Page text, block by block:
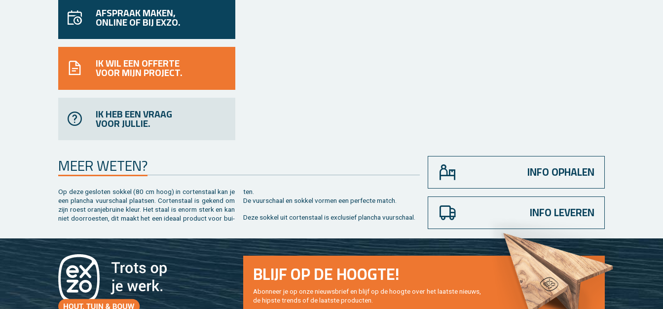
AFSPRAAK MAKEN,
ONLINE OF BIJ EXZO.
IK WIL EEN OFFERTE
VOOR MIJN PROJECT.
IK HEB EEN VRAAG
VOOR JULLIE.
MEER WETEN?
Op deze ge­slo­ten sok­kel (80 cm hoog) in cor­ten­staal kan je
een plan­cha vuur­schaal plaat­sen. Cor­ten­staal is ge­kend om
zijn roest oran­je­brui­ne kleur. Het staal is enorm sterk en kan
niet door­roes­ten, dit maakt het een ide­aal pro­duct voor bui­
ten.
De vuur­schaal en sok­kel vor­men een per­fec­te match.
Deze sok­kel uit cor­ten­staal is ex­clu­sief plan­cha vuur­schaal.
INFO OPHALEN
INFO LEVEREN
BLIJF OP DE HOOG­TE!
Abon­neer je op onze nieuws­brief en blijf op de hoog­te over het laat­ste nieuws,
de hip­s­te trends of de laat­ste pro­duc­ten.